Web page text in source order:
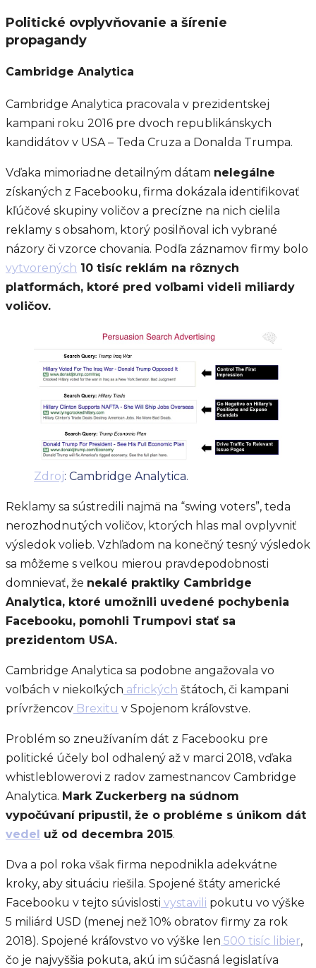
Politické ovplyvňovanie a šírenie
propagandy
Cambridge Analytica
Cambridge Analytica pracovala v prezidentskej
kampani roku 2016 pre dvoch republikánskych
kandidátov v USA – Teda Cruza a Donalda Trumpa.
Vďaka mimoriadne detailným dátam nelegálne
získaných z Facebooku, firma dokázala identifikovať
kľúčové skupiny voličov a precízne na nich cielila
reklamy s obsahom, ktorý posilňoval ich vybrané
názory či vzorce chovania. Podľa záznamov firmy bolo
vytvorených 10 tisíc reklám na rôznych
platformách, ktoré pred voľbami videli miliardy
voličov.
Zdroj: Cambridge Analytica.
Reklamy sa sústredili najmä na “swing voters”, teda
nerozhodnutých voličov, ktorých hlas mal ovplyvniť
výsledok volieb. Vzhľadom na konečný tesný výsledok
sa môžeme s veľkou mierou pravdepodobnosti
domnievať, že nekalé praktiky Cambridge
Analytica, ktoré umožnili uvedené pochybenia
Facebooku, pomohli Trumpovi stať sa
prezidentom USA.
Cambridge Analytica sa podobne angažovala vo
voľbách v niekoľkých afrických štátoch, či kampani
prívržencov Brexitu v Spojenom kráľovstve.
Problém so zneužívaním dát z Facebooku pre
politické účely bol odhalený až v marci 2018, vďaka
whistleblowerovi z radov zamestnancov Cambridge
Analytica. Mark Zuckerberg na súdnom
vypočúvaní pripustil, že o probléme s únikom dát
vedel
už od decembra 2015.
Dva a pol roka však firma nepodnikla adekvátne
kroky, aby situáciu riešila. Spojené štáty americké
Facebooku v tejto súvislosti vystavili pokutu vo výške
5 miliárd USD (menej než 10% obratov firmy za rok
2018). Spojené kráľovstvo vo výške len 500 tisíc libier,
čo je najvyššia pokuta, akú im súčasná legislatíva